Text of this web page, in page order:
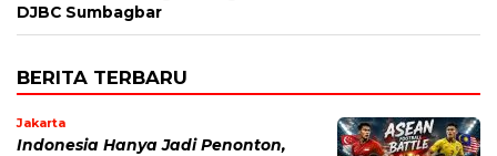
DJBC Sumbagbar
BERITA TERBARU
Jakarta
Indonesia Hanya Jadi Penonton,